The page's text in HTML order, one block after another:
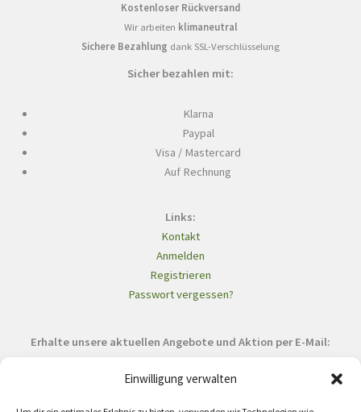
Einwilligung verwalten
Kostenloser Rückversand
Wir arbeiten klimaneutral
Sichere Bezahlung dank SSL-Verschlüsselung
Sicher bezahlen mit:
Klarna
Paypal
Visa / Mastercard
Auf Rechnung
Links:
Kontakt
Anmelden
Registrieren
Passwort vergessen?
Erhalte unsere aktuellen Angebote und Aktion per E-Mail: